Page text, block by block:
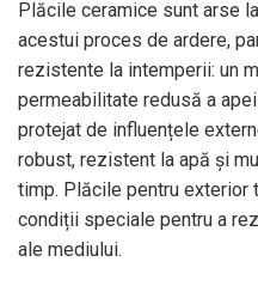
Plăcile ceramice sunt arse
acestui proces de ardere,
rezistente la intemperii: un
permeabilitate redusă a
protejat de influențele
robust, rezistent la apă și
timp. Plăcile pentru exterior
condiții speciale pentru a
ale mediului.